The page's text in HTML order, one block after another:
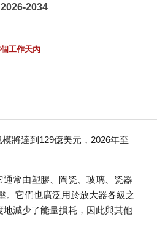
2034
工作天內
將達到129億美元，2026年至
常由塑膠、陶瓷、玻璃、瓷器
。它們也廣泛用於放大器各級之
減少了能量損耗，因此與其他